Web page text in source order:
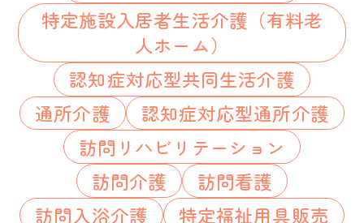
特定施設入居者生活介護（有料老
人ホーム）
認知症対応型共同生活介護
通所介護
認知症対応型通所介護
訪問リハビリテーション
訪問介護
訪問看護
訪問入浴介護
特定福祉用具販売